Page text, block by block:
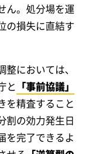
ん。処分場を運
の損失に直結す
においては、
と 「事前協議」
を精査すること
割の効力発生日
を完了できるよ